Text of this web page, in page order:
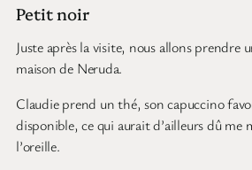
Petit noir
Juste après la visite, nous allons prendre
maison de Neruda.
Claudie prend un thé, son capuccino
disponible, ce qui aurait d’ailleurs dû me
l’oreille.